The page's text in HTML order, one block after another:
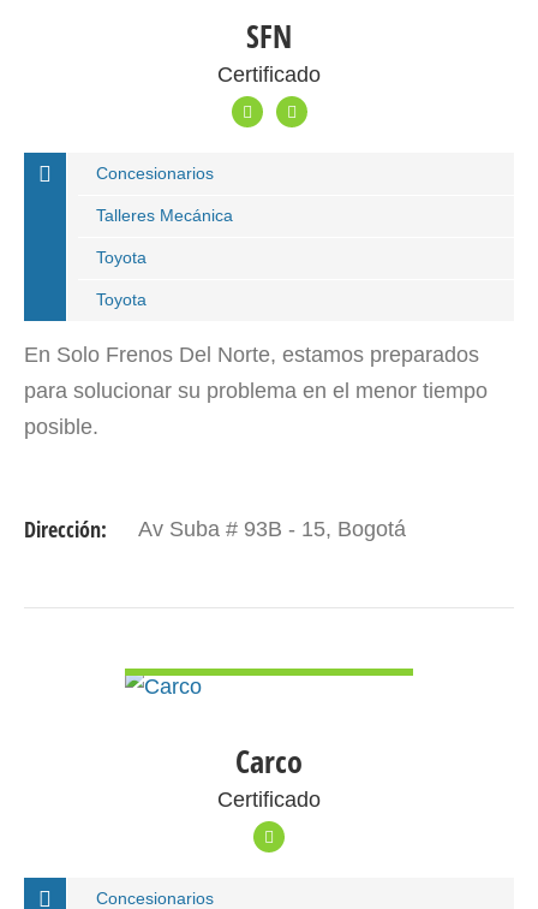
SFN
Certificado
Concesionarios
Talleres Mecánica
Toyota
Toyota
En Solo Frenos Del Norte, estamos preparados
para solucionar su problema en el menor tiempo
posible.
Dirección: Av Suba # 93B - 15, Bogotá
Carco
Certificado
Concesionarios